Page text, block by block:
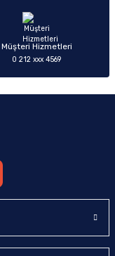
Müşteri Hizmetleri
0 212 xxx 4569